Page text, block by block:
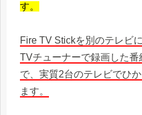
す。
Fire TV Stickを別のテレビ
TVチューナーで録画した
で、実質2台のテレビでひ
ます。